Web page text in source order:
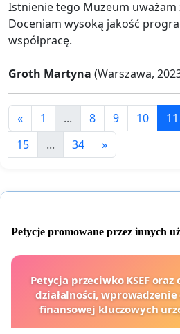
Istnienie tego Muzeum uważam
Doceniam wysoką jakość
współpracę.
Groth Martyna (Warszawa,
« 1 ... 8 9 10 11
15
... 34 »
Petycje promowane przez innych
Petycja przeciwko KSEF
działalności,
finansowej kluczowych